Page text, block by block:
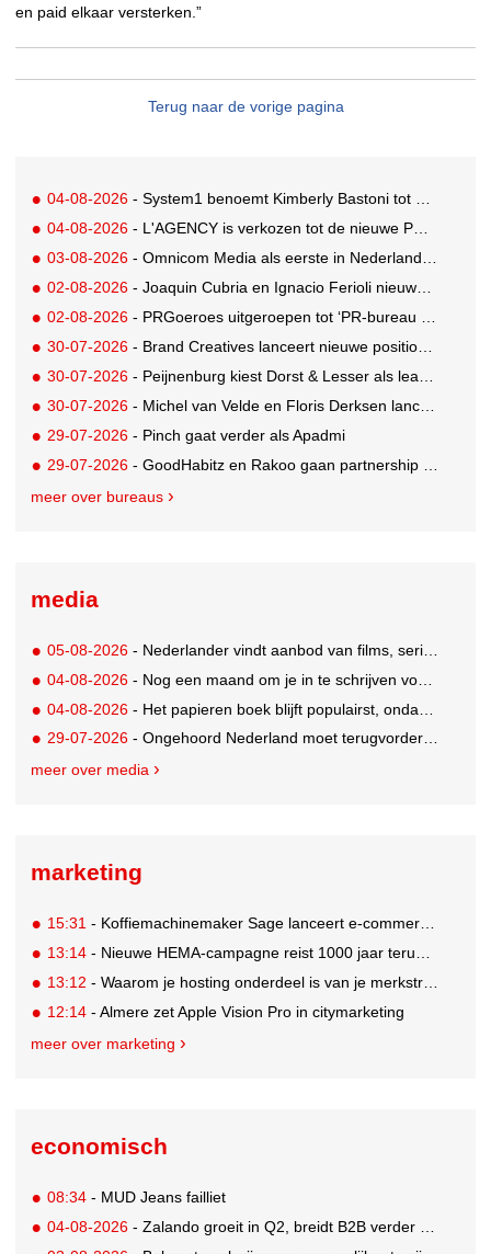
en paid elkaar versterken.”
Terug naar de vorige pagina
04-08-2026 - System1 benoemt Kimberly Bastoni tot Gobal Chief Commercial Officer
04-08-2026 - L'AGENCY is verkozen tot de nieuwe PR-partner van KoRo
03-08-2026 - Omnicom Media als eerste in Nederland actief met advertenties in ChatGPT
02-08-2026 - Joaquin Cubria en Ignacio Ferioli nieuwe Global CCO’s GUT, Renata Neumann Global Head of Production
02-08-2026 - PRGoeroes uitgeroepen tot ‘PR-bureau van het jaar 2026’
30-07-2026 - Brand Creatives lanceert nieuwe positionering: Create to Celebrate
30-07-2026 - Peijnenburg kiest Dorst & Lesser als lead social agency
30-07-2026 - Michel van Velde en Floris Derksen lanceren I.C.Y. group: drie specialistische bureaus, één visie op groei
29-07-2026 - Pinch gaat verder als Apadmi
29-07-2026 - GoodHabitz en Rakoo gaan partnership aan voor geïntegreerde talentontwikkeling
meer over bureaus
media
05-08-2026 - Nederlander vindt aanbod van films, series en sport vaak versnipperd
04-08-2026 - Nog een maand om je in te schrijven voor de Mercurs 2026
04-08-2026 - Het papieren boek blijft populairst, ondanks digitale alternatieven
29-07-2026 - Ongehoord Nederland moet terugvordering betalen aan Commissariaat voor de Media
meer over media
marketing
15:31 - Koffiemachinemaker Sage lanceert e-commerceplatform voor koffieliefhebbers
13:14 - Nieuwe HEMA-campagne reist 1000 jaar terug in de tijd naar 'Hemastein'
13:12 - Waarom je hosting onderdeel is van je merkstrategie
12:14 - Almere zet Apple Vision Pro in citymarketing
meer over marketing
economisch
08:34 - MUD Jeans failliet
04-08-2026 - Zalando groeit in Q2, breidt B2B verder uit en innoveert met AI